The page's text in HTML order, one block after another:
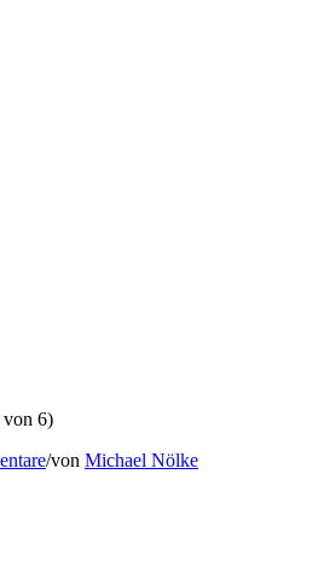
6)
/von Michael Nölke